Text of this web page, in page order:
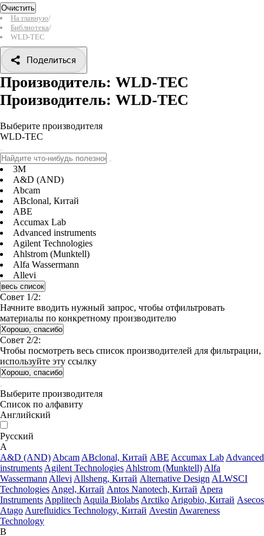
Очистить
На главную/
Библиотека/
WLD-TEC
Поделиться
Производитель: WLD-TEC
Производитель: WLD-TEC
Выберите производителя
WLD-TEC
3M
A&D (AND)
Abcam
ABclonal, Китай
ABE
Accumax Lab
Advanced instruments
Agilent Technologies
Ahlstrom (Munktell)
Alfa Wassermann
Allevi
весь список
Совет 1/2:
Начните вводить нужный запрос, чтобы отфильтровать
материалы по конкретному производителю
Хорошо, спасибо
Совет 2/2:
Чтобы посмотреть весь список производителей для фильтрации,
используйте эту ссылку
Хорошо, спасибо
Выберите производителя
Список по алфавиту
Английский
Русский
A
A&D (AND) Abcam ABclonal, Китай ABE Accumax Lab Advanced
instruments Agilent Technologies Ahlstrom (Munktell) Alfa
Wassermann Allevi Allsheng, Китай Alternative Design ALWSCI
Technologies Angel, Китай Antos Nanotech, Китай Apera
Instruments Applitech Aquila Biolabs Arctiko Arigobio, Китай Asecos
Atago Aurefluidics Technology, Китай Avestin Awareness
Technology
B